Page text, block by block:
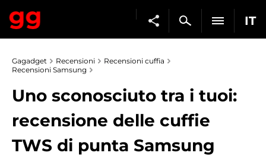
IT
Gagadget Recensioni
Recensioni cuffia
Recensioni Samsung
Uno sconosciuto tra i tuoi:
recensione delle cuffie
TWS di punta Samsung